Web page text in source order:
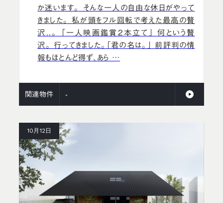
か迷います。 そんな一人の自由な休日がやって
きました。 私が頭をフル回転で考えた最高の贅
沢..。 「一人映画鑑賞2本立て」 何という贅
沢。 行ってきました。「君の名は。」 前評判の情
報もほとんど得ず、あら …
関連物件 -
10月12日